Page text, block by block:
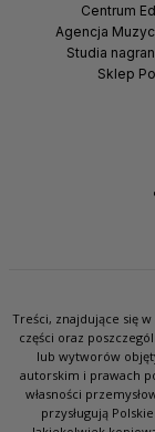
Centrum
Agencja
Studia
Sklep
Treści, znajdujące się
części oraz
lub wytworów
autorskim i prawach
własności
przysługują